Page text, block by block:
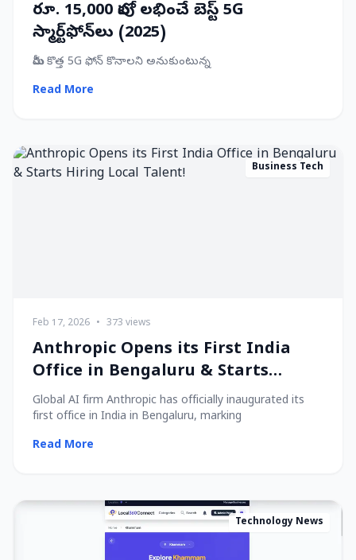
రూ. 15,000 లోపు లభించే బెస్ట్ 5G
స్మార్ట్‌ఫోన్‌లు (2025)
మీరు కొత్త 5G ఫోన్ కొనాలని అనుకుంటున్న
Read More
Business Tech
Feb 17, 2026 • 373 views
Anthropic Opens its First India
Office in Bengaluru & Starts
Hiring Local Talent!
Global AI firm Anthropic has officially inaugurated its
first office in India in Bengaluru, marking
Read More
Technology News